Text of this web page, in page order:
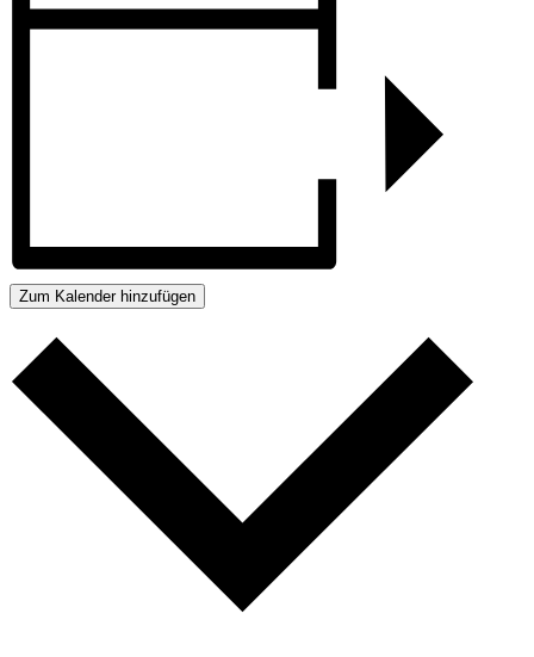
Zum Kalender hinzufügen